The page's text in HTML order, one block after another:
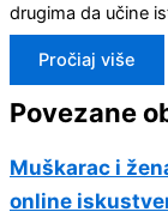
drugima da učine
Pročiaj više
Povezane
Muškarac i
online